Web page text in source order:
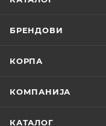
БРЕНДОВИ
КОРПА
КОМПАНИЈА
КАТАЛОГ